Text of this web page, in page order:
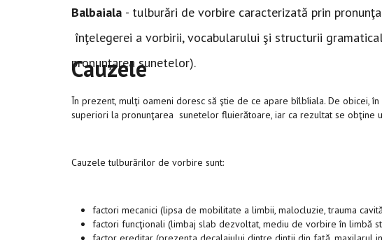
Balbaiala - tulburări de vorbire caracterizată prin
înţelegerei a vorbirii, vocabularului şi structurii
pronunţarea sunetelor).
Cauzele
În prezent, mulţi oameni doresc să ştie de ce apare bîlbîiala. De obicei,
superiori la pronunţarea sunetelor fluierătoare, iar ca rezultat se obţine
Cauzele tulburărilor de vorbire sunt:
factori mecanici (lipsa de mobilitate a limbii, malocluzie, trauma
factori funcţionali (limbaj slab dezvoltat, mediu de vorbire în limbă